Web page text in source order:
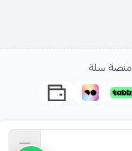
منصة سلة